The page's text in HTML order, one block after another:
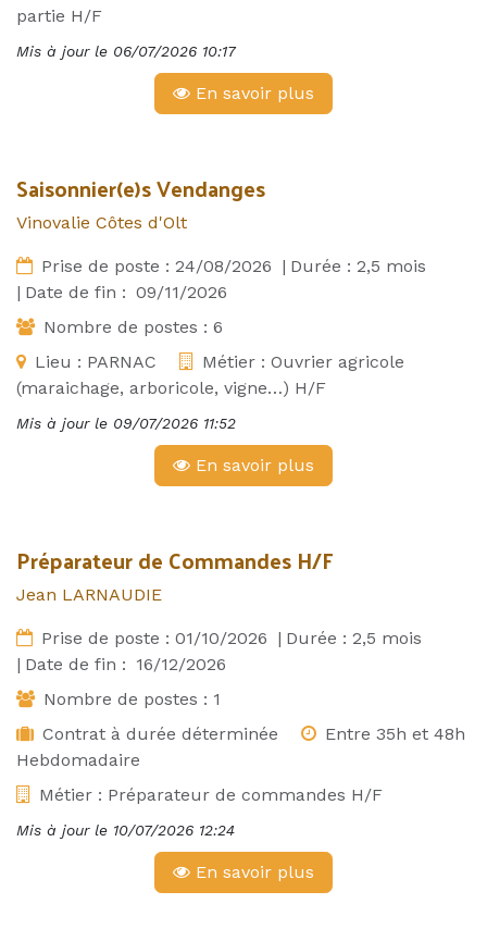
partie H/F
Mis à jour le 06/07/2026 10:17
En savoir plus
Saisonnier(e)s Vendanges
Vinovalie Côtes d'Olt
Prise de poste : 24/08/2026 | Durée : 2,5 mois
| Date de fin : 09/11/2026
Nombre de postes : 6
Lieu : PARNAC Métier : Ouvrier agricole
(maraichage, arboricole, vigne…) H/F
Mis à jour le 09/07/2026 11:52
En savoir plus
Préparateur de Commandes H/F
Jean LARNAUDIE
Prise de poste : 01/10/2026 | Durée : 2,5 mois
| Date de fin : 16/12/2026
Nombre de postes : 1
Contrat à durée déterminée
Entre 35h et 48h
Hebdomadaire
Métier : Préparateur de commandes H/F
Mis à jour le 10/07/2026 12:24
En savoir plus